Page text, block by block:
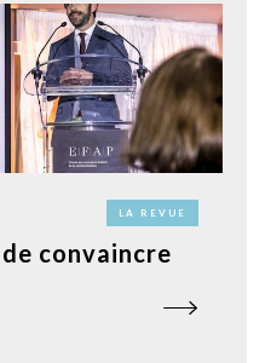
LA REVUE
convaincre